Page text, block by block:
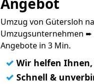
Umzug von Gütersloh
Umzugsunternehmen ➨
Angebote in 3 Min.
✓ Wir helfen
✓ Schnell &